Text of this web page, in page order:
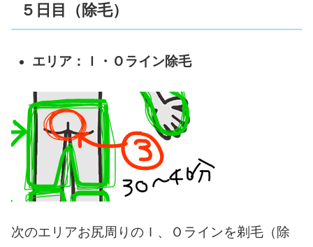
５日目（除毛）
エリア：Ｉ・Ｏライン除毛
次のエリアお尻周りのＩ、Ｏラインを剃毛（除